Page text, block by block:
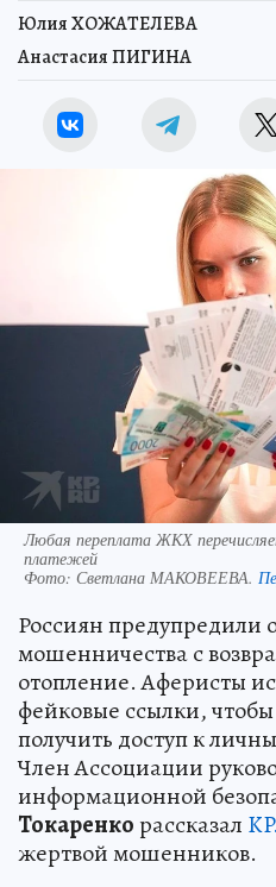
Юлия ХОЖАТЕЛЕВА
Анастасия ПИГИНА
Любая переплата ЖКХ
платежей
Фото: Светлана МАКОВЕЕВА.
Россиян предупредили
мошенничества с
отопление. Аферисты
фейковые ссылки,
получить доступ к
Член Ассоциации
информационной
Токаренкорассказал
жертвой мошенников.